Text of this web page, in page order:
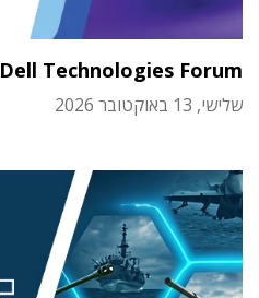
Dell Technologies Forum
שלישי, 13 באוקטובר 2026